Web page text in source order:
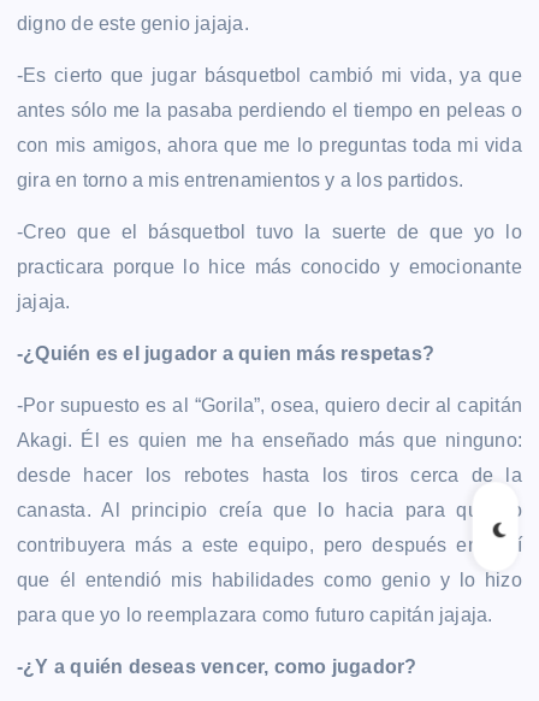
digno de este genio jajaja.
-Es cierto que jugar básquetbol cambió mi vida, ya que
antes sólo me la pasaba perdiendo el tiempo en peleas o
con mis amigos, ahora que me lo preguntas toda mi vida
gira en torno a mis entrenamientos y a los partidos.
-Creo que el básquetbol tuvo la suerte de que yo lo
practicara porque lo hice más conocido y emocionante
jajaja.
-¿Quién es el jugador a quien más respetas?
-Por supuesto es al “Gorila”, osea, quiero decir al capitán
Akagi. Él es quien me ha enseñado más que ninguno:
desde hacer los rebotes hasta los tiros cerca de la
canasta. Al principio creía que lo hacia para que yo
contribuyera más a este equipo, pero después entendí
que él entendió mis habilidades como genio y lo hizo
para que yo lo reemplazara como futuro capitán jajaja.
-¿Y a quién deseas vencer, como jugador?